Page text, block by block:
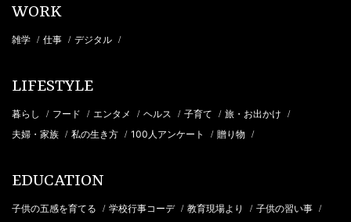
WORK
雑学 / 仕事 / デジタル /
LIFESTYLE
暮らし / フード / エンタメ / ヘルス / 子育て / 旅・お出かけ /
夫婦・家族 / 私の生き方 / 100人アンケート / 贈り物 /
EDUCATION
子供の五感を育てる / 学校行事コーデ / 教育現場より / 子供の習い事 /